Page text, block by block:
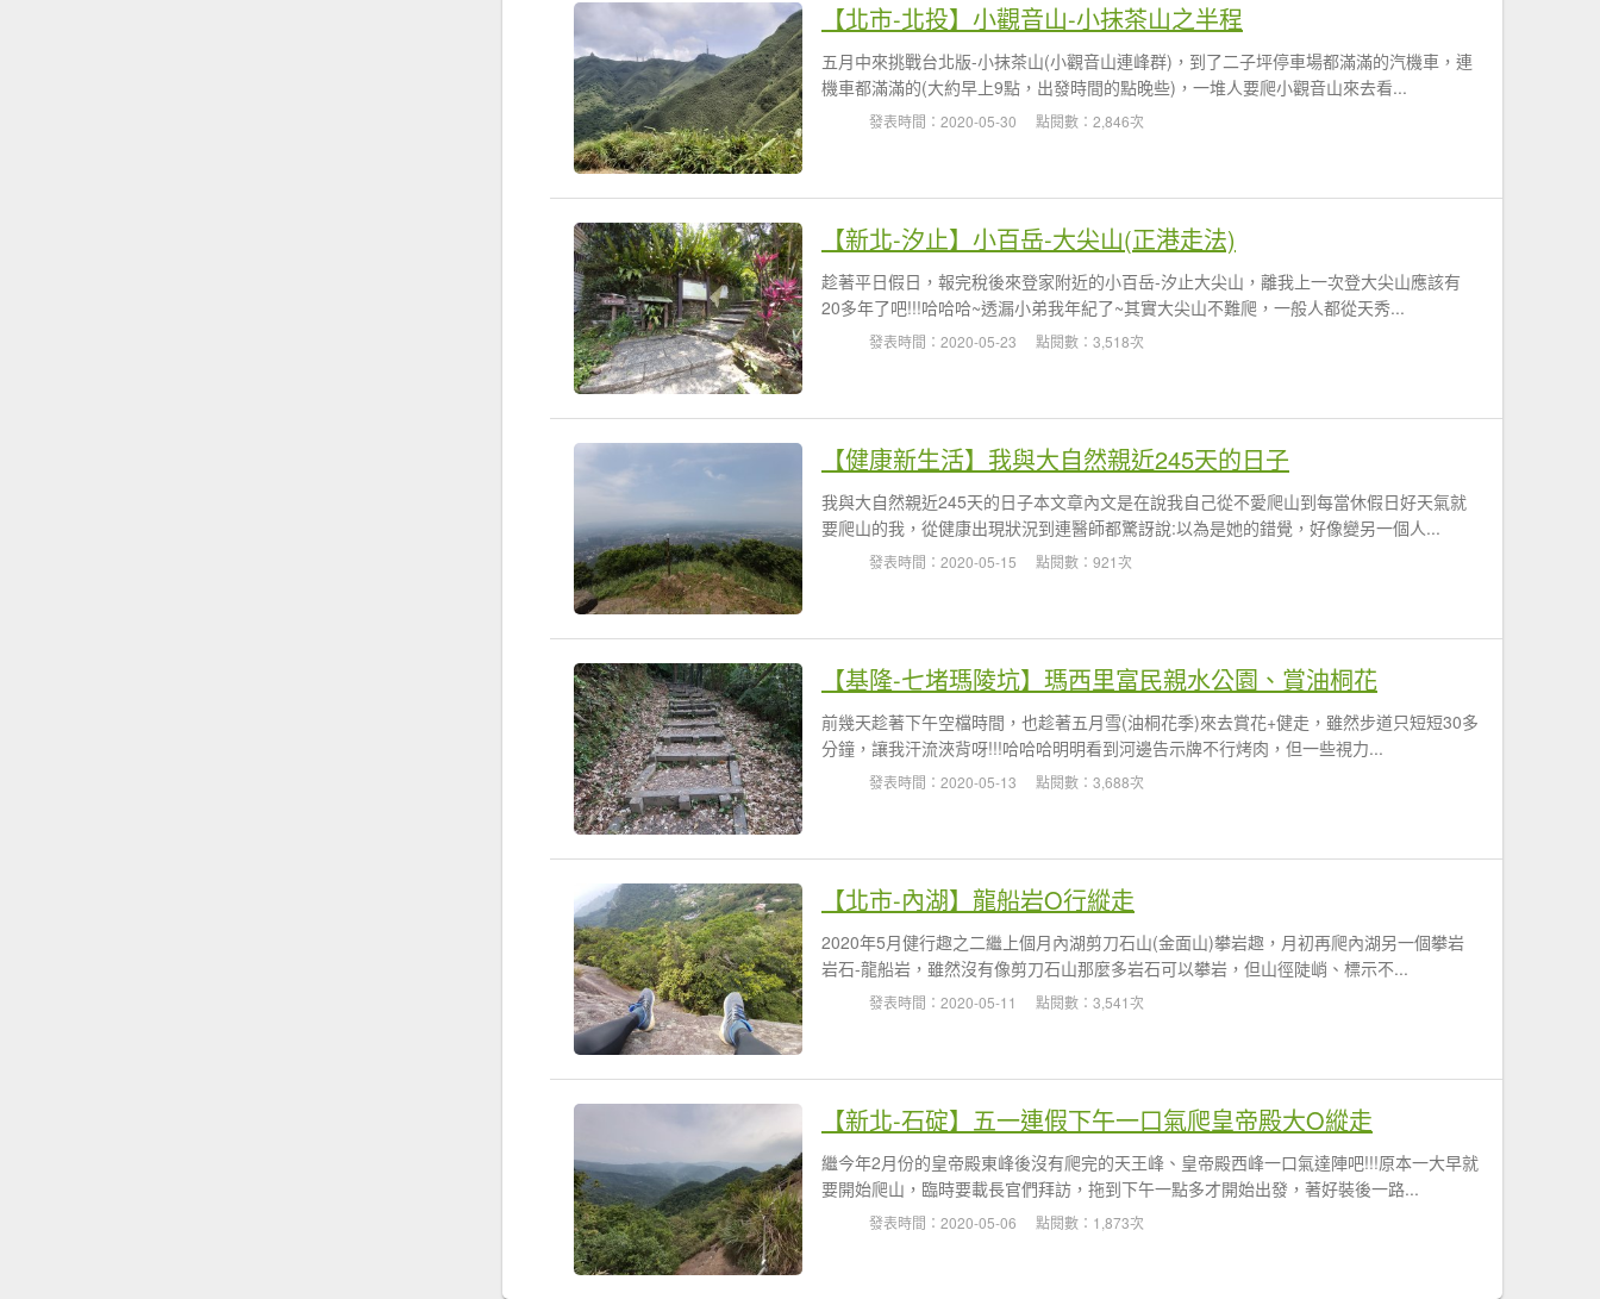
【北市-北投】小觀音山-小抹茶山之半程
五月中來挑戰台北版-小抹茶山(小觀音山連峰群)，到了二子坪停車場都滿滿的汽機車，連
機車都滿滿的(大約早上9點，出發時間的點晚些)，一堆人要爬小觀音山來去看...
發表時間：2020-05-30 點閱數：2,846次
【新北-汐止】小百岳-大尖山(正港走法)
趁著平日假日，報完稅後來登家附近的小百岳-汐止大尖山，離我上一次登大尖山應該有
20多年了吧!!!哈哈哈~透漏小弟我年紀了~其實大尖山不難爬，一般人都從天秀...
發表時間：2020-05-23 點閱數：3,518次
【健康新生活】我與大自然親近245天的日子
我與大自然親近245天的日子本文章內文是在說我自己從不愛爬山到每當休假日好天氣就
要爬山的我，從健康出現狀況到連醫師都驚訝說:以為是她的錯覺，好像變另一個人...
發表時間：2020-05-15 點閱數：921次
【基隆-七堵瑪陵坑】瑪西里富民親水公園、賞油桐花
前幾天趁著下午空檔時間，也趁著五月雪(油桐花季)來去賞花+健走，雖然步道只短短30多
分鐘，讓我汗流浹背呀!!!哈哈哈明明看到河邊告示牌不行烤肉，但一些視力...
發表時間：2020-05-13 點閱數：3,688次
【北市-內湖】龍船岩O行縱走
2020年5月健行趣之二繼上個月內湖剪刀石山(金面山)攀岩趣，月初再爬內湖另一個攀岩
岩石-龍船岩，雖然沒有像剪刀石山那麼多岩石可以攀岩，但山徑陡峭、標示不...
發表時間：2020-05-11 點閱數：3,541次
【新北-石碇】五一連假下午一口氣爬皇帝殿大O縱走
繼今年2月份的皇帝殿東峰後沒有爬完的天王峰、皇帝殿西峰一口氣達陣吧!!!原本一大早就
要開始爬山，臨時要載長官們拜訪，拖到下午一點多才開始出發，著好裝後一路...
發表時間：2020-05-06 點閱數：1,873次